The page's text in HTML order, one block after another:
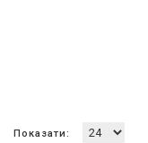
Показати: